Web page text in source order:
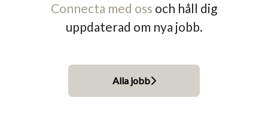
Connecta med oss och håll dig
uppdaterad om nya jobb.
Alla jobb